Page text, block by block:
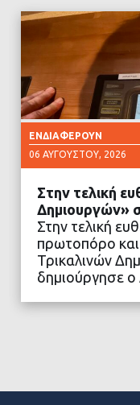
ΕΝΔΙΑΦΈΡΟΥΝ
06 ΑΥΓΟΎΣΤΟΥ, 2026
Στην τελική
Δημιουργών»
Στην τελική
πρωτοπόρο και
Τρικαλινών
δημιούργησε